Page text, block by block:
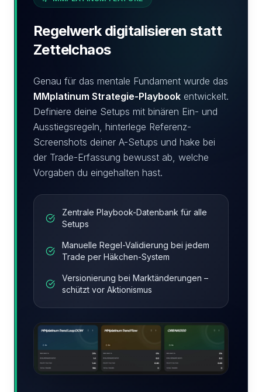
Regelwerk digitalisieren statt
Zettelchaos
Genau für das mentale Fundament wurde das
MMplatinum Strategie-Playbook entwickelt.
Definiere deine Setups mit binären Ein- und
Ausstiegsregeln, hinterlege Referenz-
Screenshots deiner A-Setups und hake bei
der Trade-Erfassung bewusst ab, welche
Vorgaben du eingehalten hast.
Zentrale Playbook-Datenbank für alle
Setups
Manuelle Regel-Validierung bei jedem
Trade per Häkchen-System
Versionierung bei Marktänderungen –
schützt vor Aktionismus